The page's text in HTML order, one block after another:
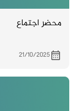
محضر اجتماع
21/10/2025